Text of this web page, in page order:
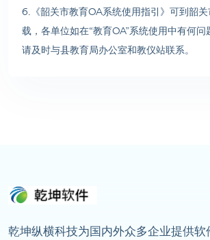
6.《韶关市教育OA系统使用指引》可到韶
载，各单位如在“教育OA”系统使用中有何问
请及时与县教育局办公室和教仪站联系。
乾坤纵横科技为国内外众多企业提供软